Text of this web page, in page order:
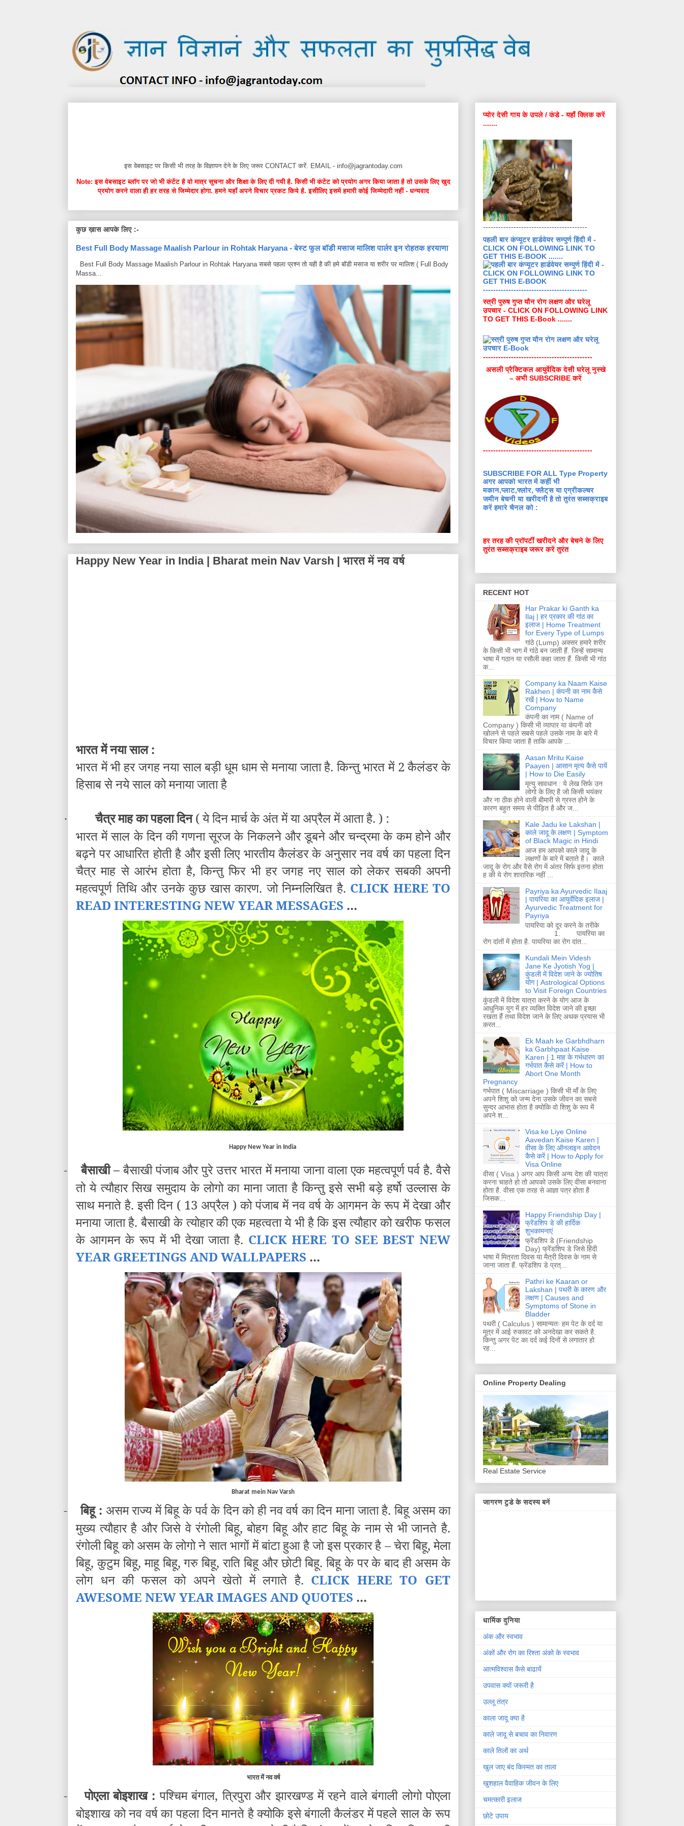
इस वेबसाइट पर किसी भी तरह के विज्ञापन देने के लिए जरूर CONTACT करें. EMAIL - info@jagrantoday.com
Note: इस वेबसाइट ब्लॉग पर जो भी कंटेंट है वो मात्र सुचना और शिक्षा के लिए दी गयी है. किसी भी कंटेंट को प्रयोग अगर किया जाता है तो उसके लिए खुद
प्रयोग करने वाला ही हर तरह से जिम्मेदार होगा. हमने यहाँ अपने विचार प्रकट किये है. इसीलिए इसमें हमारी कोई जिम्मेदारी नहीं - धन्यवाद
कुछ ख़ास आपके लिए :-
Best Full Body Massage Maalish Parlour in Rohtak Haryana - बेस्ट फुल बॉडी मसाज मालिश पार्लर इन रोहतक हरयाणा
Best Full Body Massage Maalish Parlour in Rohtak Haryana सबसे पहला प्रश्न तो यही है की हमे बॉडी मसाज या शरीर पर मालिश ( Full Body
Massa...
Happy New Year in India | Bharat mein Nav Varsh | भारत में नव वर्ष
भारत में नया साल :
भारत में भी हर जगह नया साल बड़ी धूम धाम से मनाया जाता है. किन्तु भारत में 2 कैलंडर के
हिसाब से नये साल को मनाया जाता है
· चैत्र माह का पहला दिन( ये दिन मार्च के अंत में या अप्रैल में आता है. ) :
भारत में साल के दिन की गणना सूरज के निकलने और डूबने और चन्द्रमा के कम होने और
बढ़ने पर आधारित होती है और इसी लिए भारतीय कैलंडर के अनुसार नव वर्ष का पहला दिन
चैत्र माह से आरंभ होता है, किन्तु फिर भी हर जगह नए साल को लेकर सबकी अपनी
महत्वपूर्ण तिथि और उनके कुछ खास कारण. जो निम्नलिखित है. CLICK HERE TO
READ INTERESTING NEW YEAR MESSAGES ...
Happy New Year in India
- बैसाखी –बैसाखी पंजाब और पुरे उत्तर भारत में मनाया जाना वाला एक महत्वपूर्ण पर्व है. वैसे
तो ये त्यौहार सिख समुदाय के लोगो का माना जाता है किन्तु इसे सभी बड़े हर्षो उल्लास के
साथ मनाते है. इसी दिन ( 13 अप्रैल ) को पंजाब मेंनव वर्ष के आगमन के रूप में देखा और
मनाया जाता है. बैसाखी के त्योहार की एक महत्वता ये भी है कि इस त्यौहार को खरीफ फसल
के आगमन के रूप में भी देखा जाता है. CLICK HERE TO SEE BEST NEW
YEAR GREETINGS AND WALLPAPERS ...
Bharat mein Nav Varsh
- बिहू : असम राज्य में बिहू के पर्व के दिन को ही नव वर्ष का दिन माना जाता है. बिहू असम का
मुख्य त्यौहार है और जिसे वे रंगोली बिहू, बोहग बिहू और हाट बिहू के नाम से भी जानते है.
रंगोली बिहू को असम के लोगो ने सात भागों में बांटा हुआ है जो इस प्रकार है – चेरा बिहू, मेला
बिहू, कुटुम बिहू, माहू बिहू, गरु बिहू, राति बिहू और छोटी बिहू. बिहू के पर के बाद ही असम के
लोग धन की फसल को अपने खेतो में लगाते है. CLICK HERE TO GET
AWESOME NEW YEAR IMAGES AND QUOTES ...
भारत में नव वर्ष
- पोएला बोइशाख :पश्चिम बंगाल, त्रिपुरा और झारखण्ड में रहने वाले बंगाली लोगो पोएला
बोइशाख को नव वर्ष का पहला दिन मानते है क्योकि इसे बंगाली कैलंडर में पहले साल के रूप
प्योर देसी गाय के उपले / कंडे - यहाँ क्लिक करें
.......
-----------------------------------------
पहली बार कंप्यूटर हार्डवेयर सम्पुर्ण हिंदी में -
CLICK ON FOLLOWING LINK TO
GET THIS E-BOOK .......
-----------------------------------------
स्त्री पुरुष गुप्त यौन रोग लक्षण और घरेलू
उपचार - CLICK ON FOLLOWING LINK
TO GET THIS E-Book .......
-------------------------------------------
असली प्रैक्टिकल आयुर्वेदिक देसी घरेलू नुस्खे
– अभी SUBSCRIBE करें
-------------------------------------------
SUBSCRIBE FOR ALL Type Property
अगर आपको भारत में कहीं भी
मकान,प्लाट,फ्लोर, फ्लैट्स या एग्रीकल्चर
जमीन बेचनी या खरीदनी है तो तुरंत सब्सक्राइब
करें हमारे चैनल को :
हर तरह की प्रॉपर्टी खरीदने और बेचने के लिए
तुरंत सब्सक्राइब जरूर करें तुरंत
RECENT HOT
Har Prakar ki Ganth ka
Ilaj | हर प्रकार की गांठ का
इलाज | Home Treatment
for Every Type of Lumps
गांठे (Lump) अक्सर हमारे शरीर
के किसी भी भाग में गांठे बन जाती हैं. जिन्हें सामान्य
भाषा में गठान या रसौली कहा जाता हैं. किसी भी गांठ
क...
Company ka Naam Kaise
Rakhen | कंपनी का नाम कैसे
रखें | How to Name
Company
कंपनी का नाम ( Name of
Company ) किसी भी व्यापार या कंपनी को
खोलने से पहले सबसे पहले उसके नाम के बारे में
विचार किया जाता है ताकि आपके ...
Aasan Mritu Kaise
Paayen | आसान मृत्य कैसे पायें
| How to Die Easily
मृत्यु सावधान : ये लेख सिर्फ उन
लोगो के लिए है जो किसी भयंकर
और ना ठीक होने वाली बीमारी से ग्रस्त होने के
कारण बहुत समय से पीड़ित है और ज...
Kale Jadu ke Lakshan |
काले जादू के लक्षण | Symptom
of Black Magic in Hindi
आज हम आपको काले जादू के
लक्षणों के बारे में बताते है। काले
जादू के रोग और वैसे रोग में अंतर सिर्फ इतना होता
ह की ये रोग शारारिक नहीं ...
Payriya ka Ayurvedic Ilaaj
| पायरिया का आयुर्वेदिक इलाज |
Ayurvedic Treatment for
Payriya
पायरिया को दूर करने के तरीके
1. पायरिया का
रोग दांतों में होता है. पायरिया का रोग दांत...
Kundali Mein Videsh
Jane Ke Jyotish Yog |
कुंडली में विदेश जाने के ज्योतिष
योग | Astrological Options
to Visit Foreign Countries
कुंडली में विदेश यात्रा करने के योग आज के
आधुनिक युग में हर व्यक्ति विदेश जाने की इच्छा
रखता हैं तथा विदेश जाने के लिए अथक प्रयास भी
करत...
Ek Maah ke Garbhdharn
ka Garbhpaat Kaise
Karen | 1 माह के गर्भधारण का
गर्भपात कैसे करें | How to
Abort One Month
Pregnancy
गर्भपात ( Miscarriage ) किसी भी माँ के लिए
अपने शिशु को जन्म देना उसके जीवन का सबसे
सुन्दर आभास होता है क्योकि वो शिशु के रूप में
अपने श...
Visa ke Liye Online
Aavedan Kaise Karen |
वीसा के लिए ऑनलाइन आवेदन
कैसे करें | How to Apply for
Visa Online
वीसा ( Visa ) अगर आप किसी अन्य देश की यात्रा
करना चाहते हो तो आपको उसके लिए वीसा बनवाना
होता है. वीसा एक तरह से आज्ञा पत्र होता है
जिसक...
Happy Friendship Day |
फ्रेंडशिप डे की हार्दिक
शुभकामनाएं
फ्रेंडशिप डे (Friendship
Day) फ्रेंडशिप डे जिसे हिंदी
भाषा में मित्रता दिवस या मैत्री दिवस के नाम से
जाना जाता हैं. फ्रेंडशिप डे प्रत्...
Pathri ke Kaaran or
Lakshan | पथरी के कारण और
लक्षण | Causes and
Symptoms of Stone in
Bladder
पथरी ( Calculus ) सामान्यतः हम पेट के दर्द या
मूत्र में आई रुकावट को अनदेखा कर सकते है.
किन्तु अगर पेट का दर्द कई दिनों से लगातार हो
रह...
Online Property Dealing
Real Estate Service
जागरण टुडे के सदस्य बनें
धार्मिक दुनिया
अंक और स्वभाव
अंकों और रोग का रिश्ता अंको के स्वभाव
आत्मविश्वास कैसे बाढायें
उपवास क्यों जरूरी है
उल्लू तंत्र
काला जादू क्या है
काले जादू से बचाव का निवारण
काले तिलों का अर्थ
खुल जाए बंद किस्मत का ताला
खुशहाल वैवाहिक जीवन के लिए
चमत्कारी इलाज
छोटे उपाय